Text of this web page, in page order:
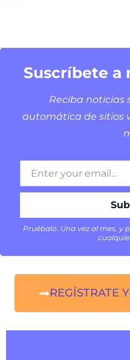
Suscríbete a
Reciba noticias
automática de sitios
Pruébalo. Una vez al mes, y
REGÍSTRATE